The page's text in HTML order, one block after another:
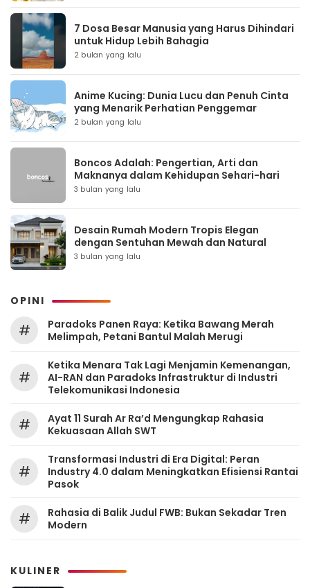
7 Dosa Besar Manusia yang Harus Dihindari
untuk Hidup Lebih Bahagia
2 bulan yang lalu
Anime Kucing: Dunia Lucu dan Penuh Cinta
yang Menarik Perhatian Penggemar
2 bulan yang lalu
Boncos Adalah: Pengertian, Arti dan
Maknanya dalam Kehidupan Sehari-hari
3 bulan yang lalu
Desain Rumah Modern Tropis Elegan
dengan Sentuhan Mewah dan Natural
3 bulan yang lalu
OPINI
#
Paradoks Panen Raya: Ketika Bawang Merah
Melimpah, Petani Bantul Malah Merugi
#
Ketika Menara Tak Lagi Menjamin Kemenangan,
AI-RAN dan Paradoks Infrastruktur di Industri
Telekomunikasi Indonesia
#
Ayat 11 Surah Ar Ra’d Mengungkap Rahasia
Kekuasaan Allah SWT
#
Transformasi Industri di Era Digital: Peran
Industry 4.0 dalam Meningkatkan Efisiensi Rantai
Pasok
#
Rahasia di Balik Judul FWB: Bukan Sekadar Tren
Modern
KULINER